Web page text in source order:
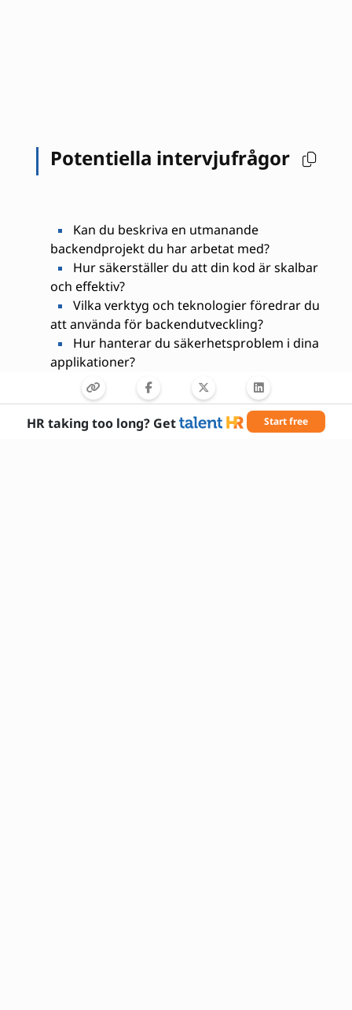
Potentiella intervjufrågor
Kan du beskriva en utmanande
backendprojekt du har arbetat med?
Hur säkerställer du att din kod är skalbar
och effektiv?
Vilka verktyg och teknologier föredrar du
att använda för backendutveckling?
Hur hanterar du säkerhetsproblem i dina
applikationer?
Kan du ge ett exempel på hur du har
förbättrat en applikations prestanda?
HR taking too long? Get Start free